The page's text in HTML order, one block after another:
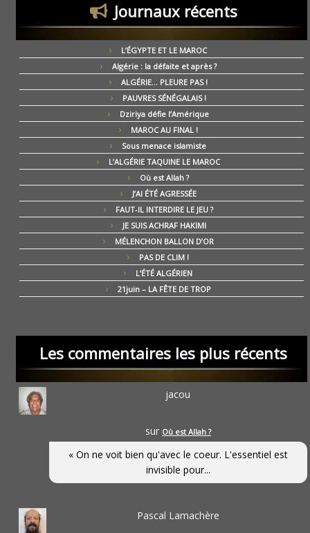
Journaux récents
L’ÉGYPTE ET LE MAROC
Algérie : la défaite et après ?
ALGÉRIE… PLEURE PAS !
PAUVRES SÉNÉGALAIS !
Dziriya défie l’Amérique
MAROC AU FINAL !
Sous menace islamiste
L’ALGÉRIE TAQUINE LE MAROC
Où est Allah ?
J’AI ÉTÉ AGRESSÉE
FAUT-IL INTERDIRE LE JEU ?
JE SUIS ACHRAF HAKIMI
MÉLENCHON BALLON D’OR
PAS DE CLIM !
L’ÉTÉ ALGÉRIEN
21juin – LA FÊTE DE TROP
Les commentaires les plus récents
jacou
sur Où est Allah ?
« On ne voit bien qu'avec le coeur. L'essentiel est
invisible pour...
Pascal Lamachère